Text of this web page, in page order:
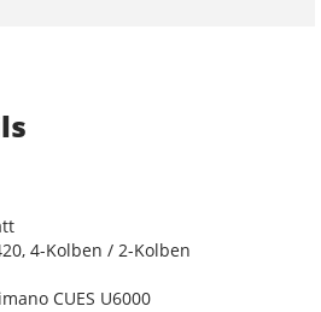
4-Kolben / 2-Kolben
CUES U6000